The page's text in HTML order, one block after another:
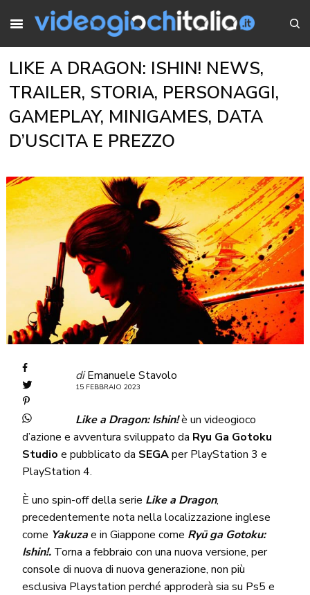
LIKE A DRAGON: ISHIN! NEWS,
TRAILER, STORIA, PERSONAGGI,
GAMEPLAY, MINIGAMES, DATA
D’USCITA E PREZZO
di Emanuele Stavolo
15 FEBBRAIO 2023
Like a Dragon: Ishin!è un videogioco
d’azione e avventura sviluppato da Ryu Ga Gotoku
Studio e pubblicato da SEGAper PlayStation 3 e
PlayStation 4.
È uno spin-off della serie Like a Dragon,
precedentemente nota nella localizzazione inglese
come Yakuzae in Giappone come Ryū ga Gotoku:
Ishin!.Torna a febbraio con una nuova versione, per
console di nuova di nuova generazione, non più
esclusiva Playstation perché approderà sia su Ps5 e